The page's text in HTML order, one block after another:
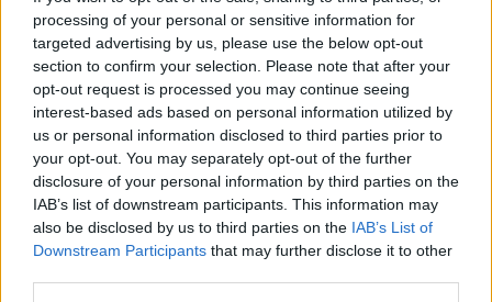
processing of your personal or sensitive information for
targeted advertising by us, please use the below opt-out
section to confirm your selection. Please note that after your
opt-out request is processed you may continue seeing
interest-based ads based on personal information utilized by
us or personal information disclosed to third parties prior to
your opt-out. You may separately opt-out of the further
disclosure of your personal information by third parties on the
IAB’s list of downstream participants. This information may
also be disclosed by us to third parties on the IAB’s List of
Downstream Participants that may further disclose it to other
τούτου προκειμένου να ικανοποιηθεί η
επιθυμία της κυβέρνησης να ξεκινήσει η
σταδιακή παράδοση εντός του πρώτου
εξαμήνου του 2027, οι ταχύτητες θα πρέπει
να ανέβουν.
Σε ό,τι αφορά τοχρονοδιάγραμμα
ολοκλήρωσης των έργων του σιδηροδρόμου
ο αναπληρωτής υπουργός επανέλαβε ότι στη